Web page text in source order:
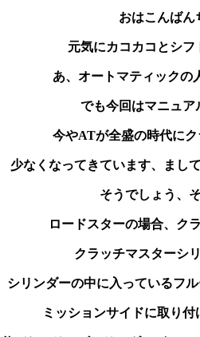
おはこんばん
元気にカコカコとシフ
あ、オートマティックの
でも今回はマニュア
今やATが全盛の時代に
少なくなってきています、まし
そうでしょう、
ロードスターの場合、ク
クラッチマスターシ
シリンダーの中に入っているフ
ミッションサイドに取り付